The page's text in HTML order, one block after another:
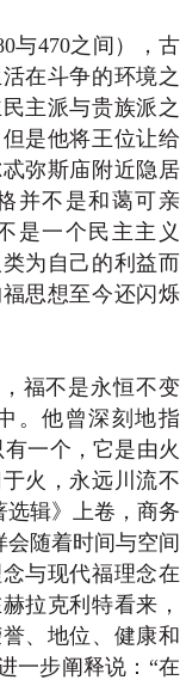
与470之间），古
在斗争的环境之
主派与贵族派之
是他将王位让给
弥斯庙附近隐居
并不是和蔼可亲
是一个民主主义
为自己的利益而
思想至今还闪烁
福不是永恒不变
。他曾深刻地指
一个，它是由火
火，永远川流不
选辑》上卷，商务
会随着时间与空间
与现代福理念在
拉克利特看来，
、地位、健康和
一步阐释说：“在